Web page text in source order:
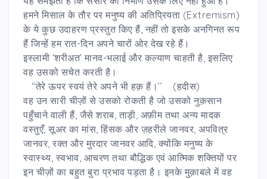
हमने मिसाल के तौर पर मनुष्य की अतिप्रियता (Extremism)
के ये कुछ उदाहरण प्रस्तुत किए हैं, नहीं तो इसके अनगिनत रूप
हैं जिन्हें हम रात-दिन अपने चारों ओर देख रहे हैं।
इस्लामी ‘शरीअत’ मानव-भलाई और कल्याण चाहती है, इसलिए
वह उसको सचेत करती है।
‘‘तेरे ऊपर स्वयं तेरे अपने भी हक़ हैं।’’ (हदीस)
वह उन सारी चीज़ों से उसको रोकती है जो उसको नुक़सान
पहुँचाने वाली हैं, जैसे शराब, ताड़ी, अफ़ीम तथा अन्य मादक
वस्तुएँ, सूअर का मांस, हिंसक और ज़हरीले जानवर, अपवित्र
जानवर, रक्त और मुरदार जानवर आदि, क्योंकि मनुष्य के
स्वास्थ्य, स्वभाव, आचरण तथा बौद्धिक एवं आत्मिक शक्तियों पर
इन चीज़ों का बहुत बुरा प्रभाव पड़ता है। इनके मुक़ाबले में वह